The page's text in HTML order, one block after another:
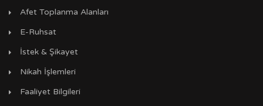
Afet Toplanma Alanları
E-Ruhsat
İstek & Şikayet
Nikah İşlemleri
Faaliyet Bilgileri